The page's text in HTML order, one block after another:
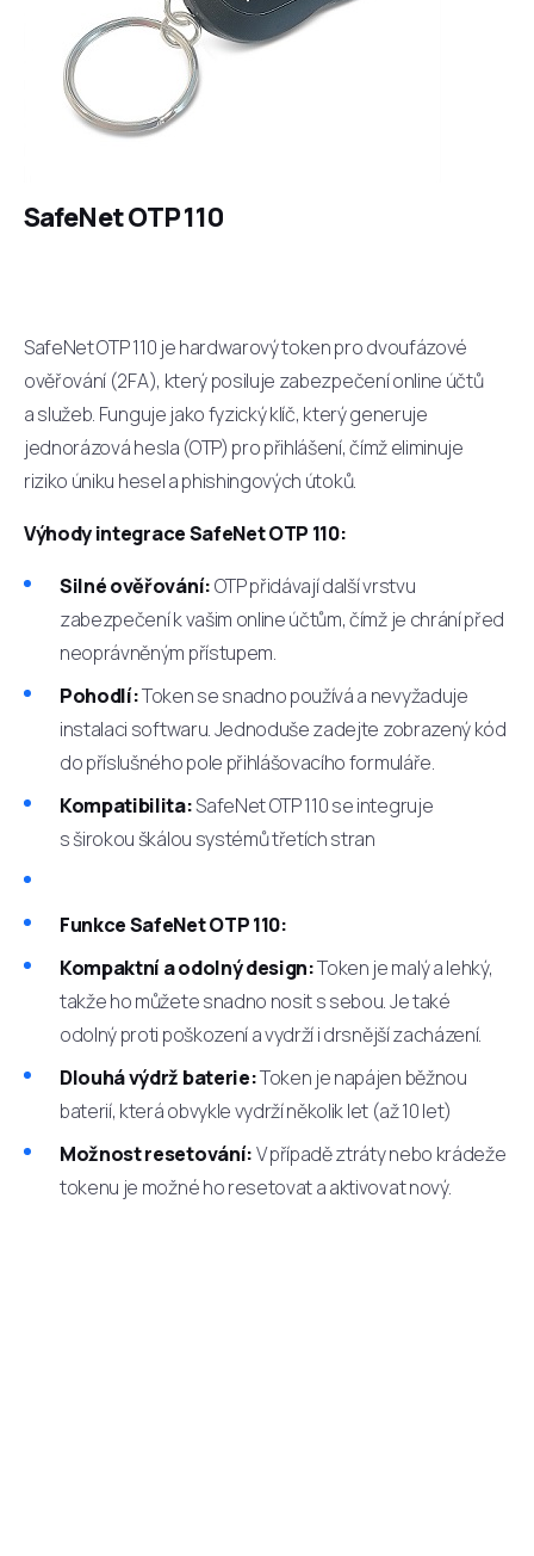
SafeNet OTP 110
SafeNet OTP 110 je hardwarový token pro dvoufázové
ověřování (2FA), který posiluje zabezpečení online účtů
a služeb. Funguje jako fyzický klíč, který generuje
jednorázová hesla (OTP) pro přihlášení, čímž eliminuje
riziko úniku hesel a phishingových útoků.
Výhody integrace SafeNet OTP 110:
Silné ověřování:OTP přidávají další vrstvu
zabezpečení k vašim online účtům, čímž je chrání před
neoprávněným přístupem.
Pohodlí:Token se snadno používá a nevyžaduje
instalaci softwaru. Jednoduše zadejte zobrazený kód
do příslušného pole přihlášovacího formuláře.
Kompatibilita:SafeNet OTP 110 se integruje
s širokou škálou systémů třetích stran
Funkce SafeNet OTP 110:
Kompaktní a odolný design:Token je malý a lehký,
takže ho můžete snadno nosit s sebou. Je také
odolný proti poškození a vydrží i drsnější zacházení.
Dlouhá výdrž baterie:Token je napájen běžnou
baterií, která obvykle vydrží několik let (až 10 let)
Možnost resetování:V případě ztráty nebo krádeže
tokenu je možné ho resetovat a aktivovat nový.